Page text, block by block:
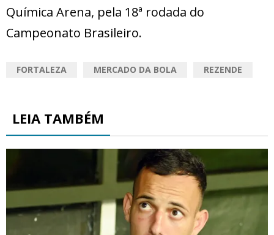
Química Arena, pela 18ª rodada do
Campeonato Brasileiro.
FORTALEZA MERCADO DA BOLA REZENDE
LEIA TAMBÉM